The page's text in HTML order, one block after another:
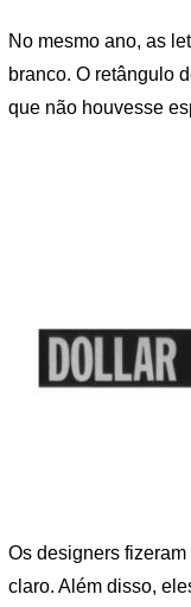
No mesmo ano, as
branco. O retângulo
que não houvesse
Os designers
claro. Além disso,